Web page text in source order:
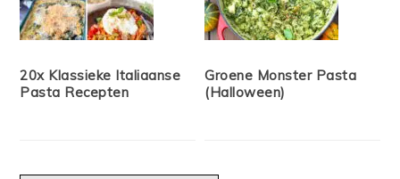
20x Klassieke Italiaanse
Pasta Recepten
Groene Monster Pasta
(Halloween)